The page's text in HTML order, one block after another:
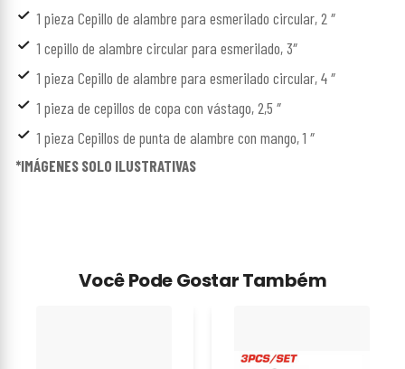
1 pieza Cepillo de alambre para esmerilado circular, 2 ″
1 cepillo de alambre circular para esmerilado, 3″
1 pieza Cepillo de alambre para esmerilado circular, 4 ″
1 pieza de cepillos de copa con vástago, 2,5 ″
1 pieza Cepillos de punta de alambre con mango, 1 ″
*IMÁGENES SOLO ILUSTRATIVAS
Você Pode Gostar Também